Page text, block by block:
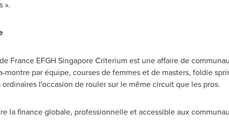
».
France EFGH Singapore Criterium est une affaire de
montre par équipe, courses de femmes et de masters, foldie
l'occasion de rouler sur le même circuit que les pros.
la finance globale, professionnelle et accessible aux